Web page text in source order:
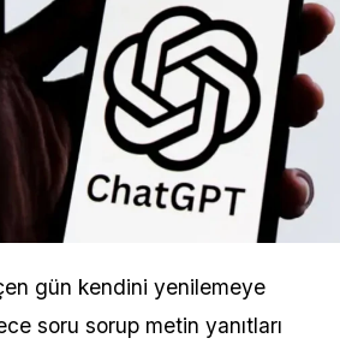
gün kendini yenilemeye
soru sorup metin yanıtları